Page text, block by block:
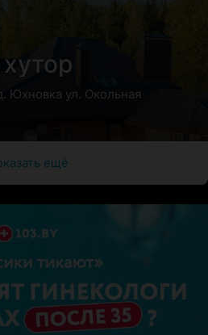
Юхновка ул. Окольная
ещё